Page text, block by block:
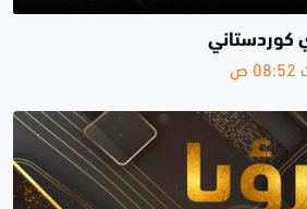
كوردستاني